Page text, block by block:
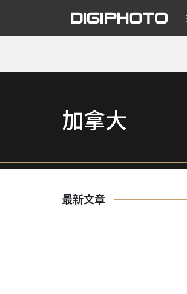
加拿大
最新文章